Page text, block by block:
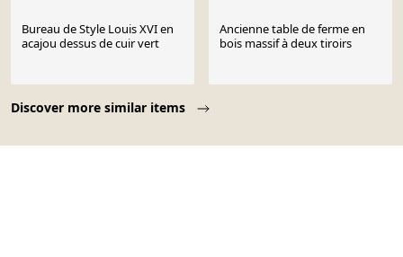
Discover more similar items
Bureau de Style Louis XVI en
acajou dessus de cuir vert
Ancienne table de ferme en
bois massif à deux tiroirs